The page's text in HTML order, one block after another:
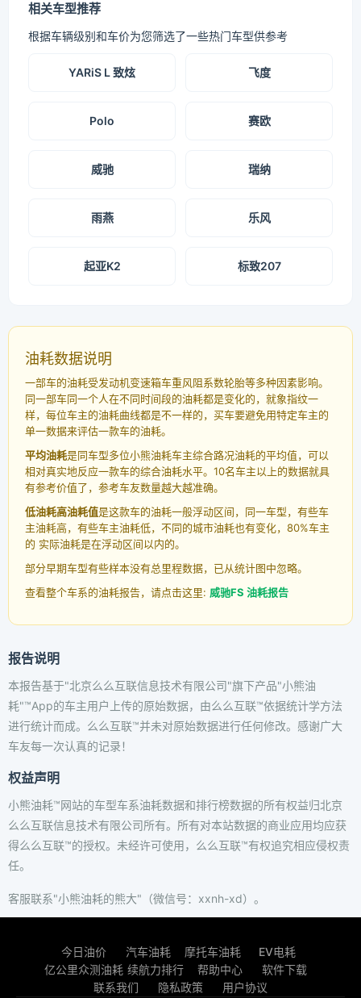
相关车型推荐
根据车辆级别和车价为您筛选了一些热门车型供参考
YARiS L 致炫 飞度
Polo 赛欧
威驰 瑞纳
雨燕 乐风
起亚K2 标致207
油耗数据说明
一部车的油耗受发动机变速箱车重风阻系数轮胎等多种因素影响。
同一部车同一个人在不同时间段的油耗都是变化的，就象指纹一
样，每位车主的油耗曲线都是不一样的，买车要避免用特定车主的
单一数据来评估一款车的油耗。
平均油耗是同车型多位小熊油耗车主综合路况油耗的平均值，可以
相对真实地反应一款车的综合油耗水平。10名车主以上的数据就具
有参考价值了，参考车友数量越大越准确。
低油耗高油耗值是这款车的油耗一般浮动区间，同一车型，有些车
主油耗高，有些车主油耗低，不同的城市油耗也有变化，80%车主
的 实际油耗是在浮动区间以内的。
部分早期车型有些样本没有总里程数据，已从统计图中忽略。
查看整个车系的油耗报告，请点击这里: 威驰FS 油耗报告
报告说明
本报告基于"北京么么互联信息技术有限公司"旗下产品"小熊油
耗"™App的车主用户上传的原始数据，由么么互联™依据统计学方法
进行统计而成。么么互联™并未对原始数据进行任何修改。感谢广大
车友每一次认真的记录！
权益声明
小熊油耗™网站的车型车系油耗数据和排行榜数据的所有权益归北京
么么互联信息技术有限公司所有。所有对本站数据的商业应用均应获
得么么互联™的授权。未经许可使用，么么互联™有权追究相应侵权责
任。
客服联系"小熊油耗的熊大"（微信号：xxnh-xd）。
今日油价 汽车油耗 摩托车油耗
EV电耗
亿公里众测油耗 续航力排行 帮助中心
软件下载
联系我们
隐私政策 用户协议